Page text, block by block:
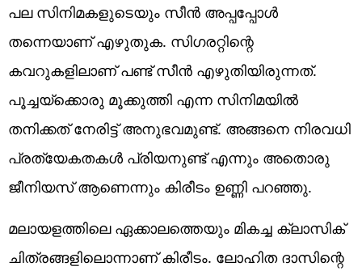
പല സിനിമകളുടെയും സീന്‍ അപ്പപ്പോള്‍
തന്നെയാണ് എഴുതുക. സിഗരറ്റിന്റെ
കവറുകളിലാണ് പണ്ട് സീന്‍ എഴുതിയിരുന്നത്.
പൂച്ചയ്‌ക്കൊരു മൂക്കുത്തി എന്ന സിനിമയില്‍
തനിക്കത് നേരിട്ട് അനുഭവമുണ്ട്. അങ്ങനെ നിരവധി
പ്രത്യേകതകള്‍ പ്രിയനുണ്ട് എന്നും അതൊരു
ജീനിയസ് ആണെന്നും കിരീടം ഉണ്ണി പറഞ്ഞു.
മലായളത്തിലെ ഏക്കാലത്തെയും മികച്ച ക്ലാസിക്
ചിത്രങ്ങളിലൊന്നാണ് കിരീടം. ലോഹിത ദാസിന്റെ